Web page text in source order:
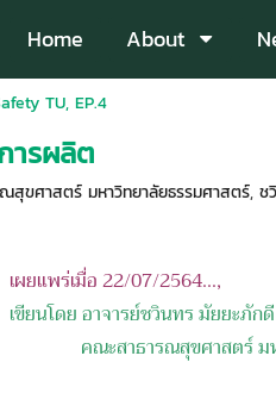
Home About
TU, EP.4
ารผลิต
สุขศาสตร์ มหาวิทยาลัยธรรมศาสตร์, ช
เผยแพร่เมื่อ 22/07/2564...,
เขียนโดย อาจารย์ชวินทร มัยยะภักดี
คณะสาธารณสุขศาสตร์ มหา